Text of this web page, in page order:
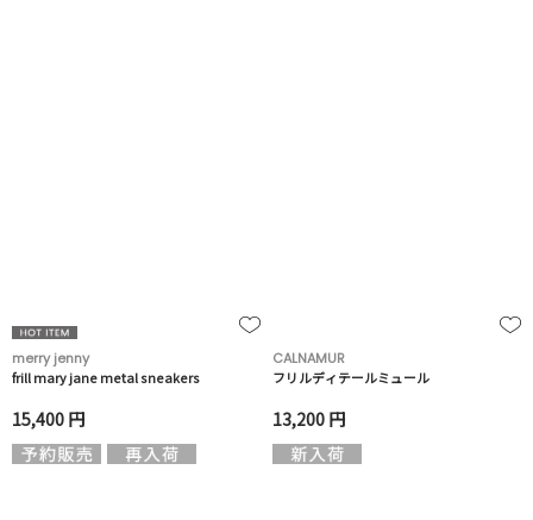
merry jenny
frill mary jane metal sneakers
15,400 円
CALNAMUR
フリルディテールミュール
13,200 円